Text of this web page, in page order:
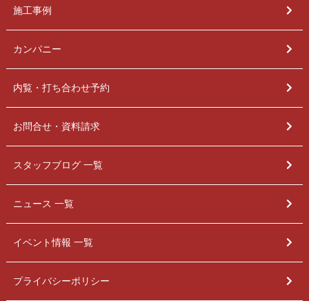
施工事例
カンパニー
内覧・打ち合わせ予約
お問合せ・資料請求
スタッフブログ 一覧
ニュース 一覧
イベント情報 一覧
プライバシーポリシー